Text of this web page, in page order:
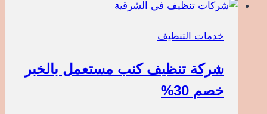
خدمات التنظيف
شركة تنظيف كنب مستعمل بالخبر
خصم 30%